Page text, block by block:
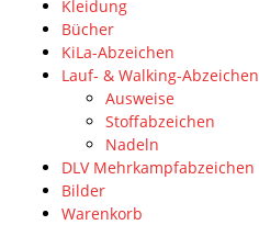
Kleidung
Bücher
KiLa-Abzeichen
Lauf- & Walking-Abzeichen
Ausweise
Stoffabzeichen
Nadeln
DLV Mehrkampfabzeichen
Bilder
Warenkorb